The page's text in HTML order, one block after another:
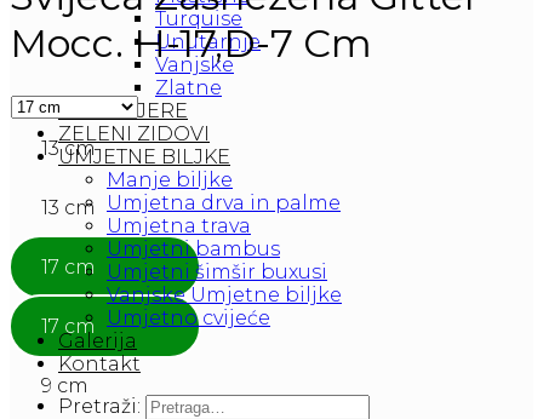
Turquise
Unutarnje
Vanjske
Zlatne
ŽARDINJERE
ZELENI ZIDOVI
UMJETNE BILJKE
Manje biljke
Umjetna drva in palme
Umjetna trava
Umjetni bambus
Umjetni šimšir buxusi
Vanjske Umjetne biljke
Umjetno cvijeće
Galerija
Kontakt
Pretraži:
Mocc. H-17,D-7 Cm
13 cm
13 cm
17 cm
17 cm
9 cm